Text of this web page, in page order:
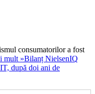
consumatorilor a fost
mult »Bilanț NielsenIQ
după doi ani de